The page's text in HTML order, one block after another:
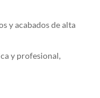
y acabados de alta
y profesional,